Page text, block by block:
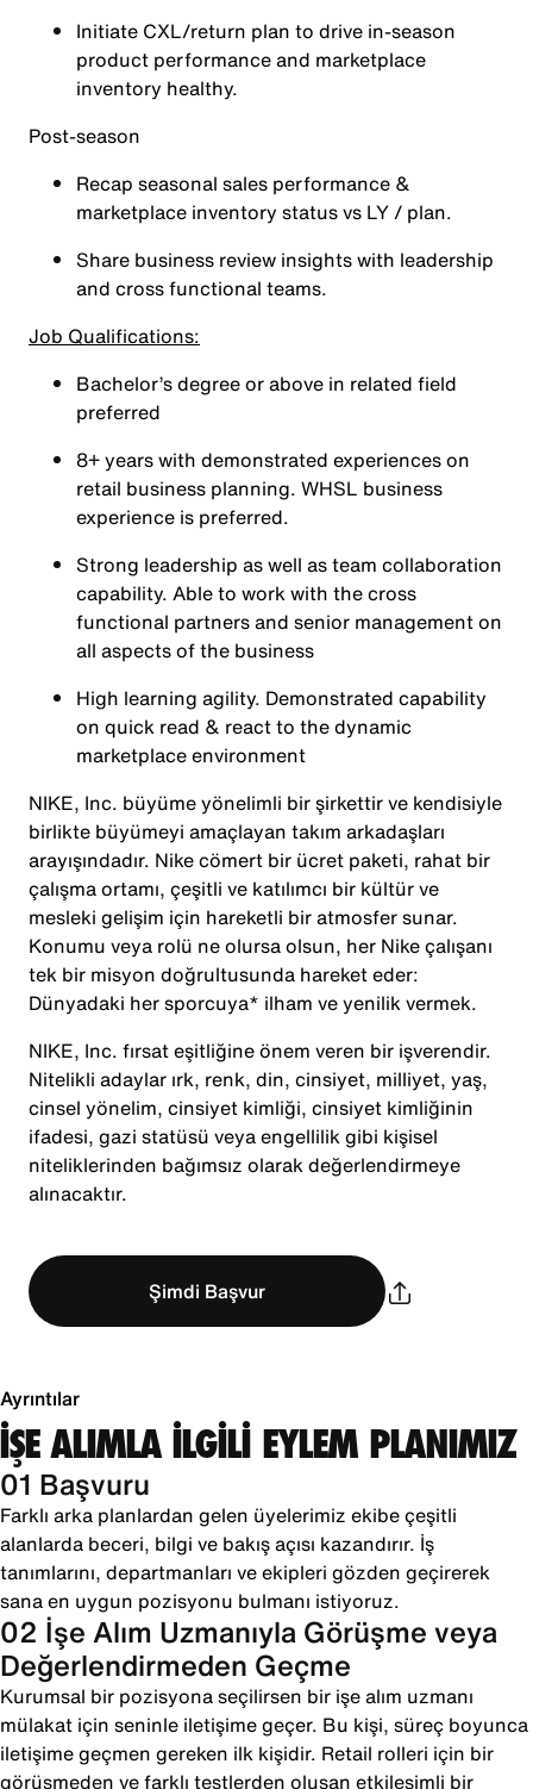
Initiate CXL/return plan to drive in-season
product performance and marketplace
inventory healthy.
Post-season
Recap seasonal sales performance &
marketplace inventory status vs LY / plan.
Share business review insights with leadership
and cross functional teams.
Job Qualifications:
Bachelor’s degree or above in related field
preferred
8+ years with demonstrated experiences on
retail business planning. WHSL business
experience is preferred.
Strong leadership as well as team collaboration
capability. Able to work with the cross
functional partners and senior management on
all aspects of the business
High learning agility. Demonstrated capability
on quick read & react to the dynamic
marketplace environment
NIKE, Inc. büyüme yönelimli bir şirkettir ve kendisiyle
birlikte büyümeyi amaçlayan takım arkadaşları
arayışındadır. Nike cömert bir ücret paketi, rahat bir
çalışma ortamı, çeşitli ve katılımcı bir kültür ve
mesleki gelişim için hareketli bir atmosfer sunar.
Konumu veya rolü ne olursa olsun, her Nike çalışanı
tek bir misyon doğrultusunda hareket eder:
Dünyadaki her sporcuya* ilham ve yenilik vermek.
NIKE, Inc. fırsat eşitliğine önem veren bir işverendir.
Nitelikli adaylar ırk, renk, din, cinsiyet, milliyet, yaş,
cinsel yönelim, cinsiyet kimliği, cinsiyet kimliğinin
ifadesi, gazi statüsü veya engellilik gibi kişisel
niteliklerinden bağımsız olarak değerlendirmeye
alınacaktır.
Şimdi Başvur
Ayrıntılar
İŞE ALIMLA İLGİLİ EYLEM PLANIMIZ
01 Başvuru
Farklı arka planlardan gelen üyelerimiz ekibe çeşitli
alanlarda beceri, bilgi ve bakış açısı kazandırır. İş
tanımlarını, departmanları ve ekipleri gözden geçirerek
sana en uygun pozisyonu bulmanı istiyoruz.
02 İşe Alım Uzmanıyla Görüşme veya
Değerlendirmeden Geçme
Kurumsal bir pozisyona seçilirsen bir işe alım uzmanı
mülakat için seninle iletişime geçer. Bu kişi, süreç boyunca
iletişime geçmen gereken ilk kişidir. Retail rolleri için bir
görüşmeden ve farklı testlerden oluşan etkileşimli bir